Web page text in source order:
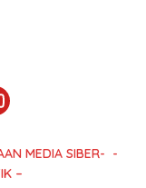
MEDIA SIBER-
–